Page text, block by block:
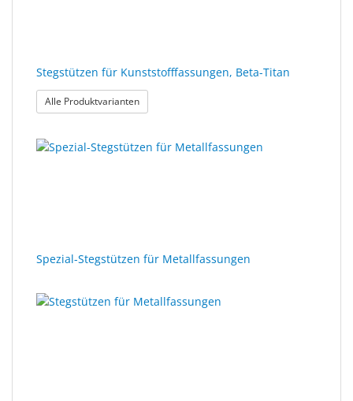
JustMILO
NEED
YOU
SALE
Stegstützen für Kunststofffassungen, Beta-Titan
Alle Produktvarianten: Stegstützen für Kunststofffassungen, Beta-Titan
Spezial-Stegstützen für Metallfassungen